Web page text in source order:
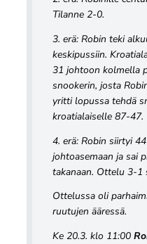
Tilanne 2-0.
3. erä: Robin teki
keskipussiin.
31 johtoon kolmella
snookerin, josta
yritti lopussa tehdä
kroatialaiselle 87-47.
4. erä: Robin siirtyi
johtoasemaan ja sai
takanaan. Ottelu 3-1
Ottelussa oli
ruutujen ääressä.
Ke 20.3. klo 11:00